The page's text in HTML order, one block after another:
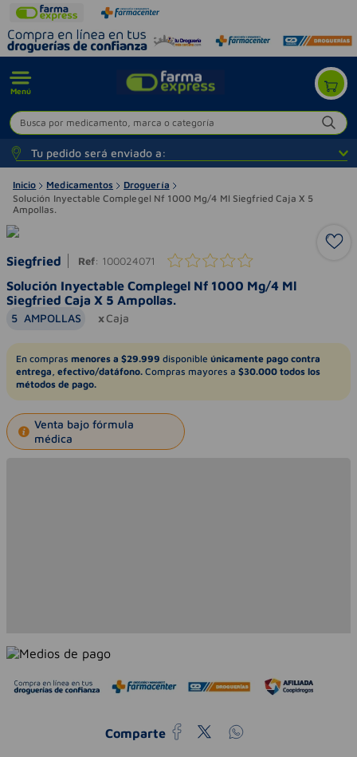
Menú
Busca por medicamento, marca o categoría
Tu pedido será enviado a:
Inicio Medicamentos
Droguería
Solución Inyectable Complegel Nf 1000 Mg/4 Ml Siegfried Caja X 5
Ampollas.
Siegfried Ref: 100024071
Solución Inyectable Complegel Nf 1000 Mg/4 Ml
Siegfried Caja X 5 Ampollas.
5 AMPOLLAS Caja
En compras menores a $29.999 disponible únicamente pago contra
entrega, efectivo/datáfono. Compras mayores a $30.000 todos los
métodos de pago.
Venta bajo fórmula
médica
Comparte